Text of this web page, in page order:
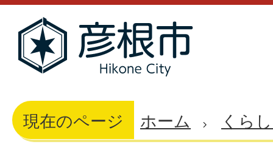
現在のページ ホーム くら